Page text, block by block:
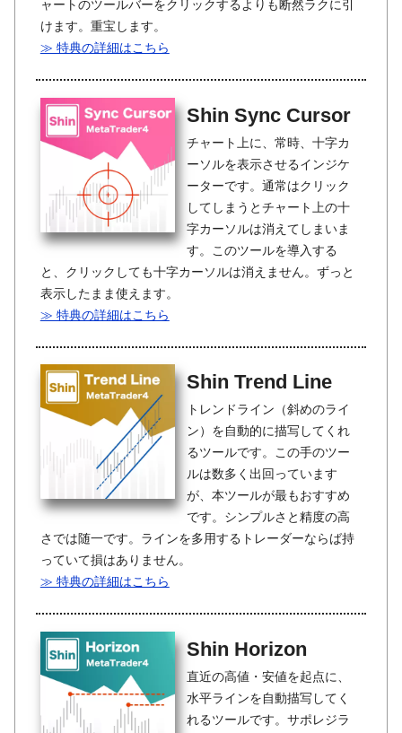
ャートのツールバーをクリックするよりも断然ラクに引
けます。重宝します。
≫ 特典の詳細はこちら
Shin Sync Cursor
チャート上に、常時、十字カ
ーソルを表示させるインジケ
ーターです。通常はクリック
してしまうとチャート上の十
字カーソルは消えてしまいま
す。このツールを導入する
と、クリックしても十字カーソルは消えません。ずっと
表示したまま使えます。
≫ 特典の詳細はこちら
Shin Trend Line
トレンドライン（斜めのライ
ン）を自動的に描写してくれ
るツールです。この手のツー
ルは数多く出回っています
が、本ツールが最もおすすめ
です。シンプルさと精度の高
さでは随一です。ラインを多用するトレーダーならば持
っていて損はありません。
≫ 特典の詳細はこちら
Shin Horizon
直近の高値・安値を起点に、
水平ラインを自動描写してく
れるツールです。サポレジラ